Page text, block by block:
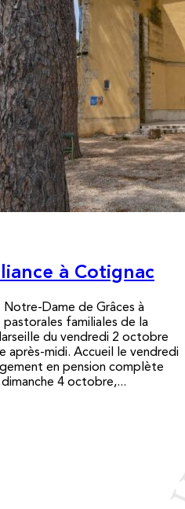
à Cotignac
Notre-Dame de Grâces à
familiales de la
du vendredi 2 octobre
après-midi. Accueil le vendredi
en pension complète
dimanche 4 octobre,...